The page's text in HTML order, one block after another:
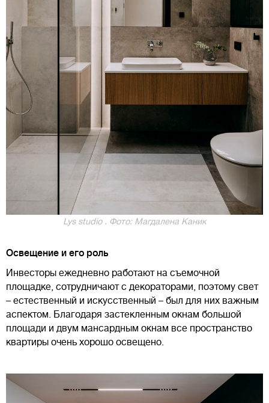
Lys studio . Фото: Магдалена Каник
Освещение и его роль
Инвесторы ежедневно работают на съемочной
площадке, сотрудничают с декораторами, поэтому свет
– естественный и искусственный – был для них важным
аспектом. Благодаря застекленным окнам большой
площади и двум мансардным окнам все пространство
квартиры очень хорошо освещено.